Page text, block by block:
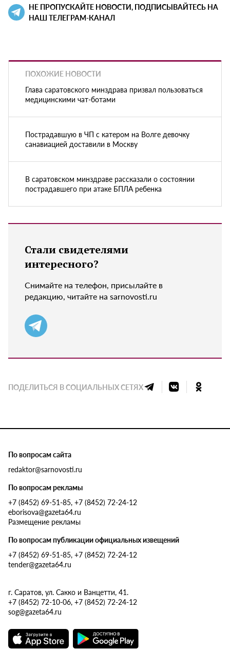
НЕ ПРОПУСКАЙТЕ НОВОСТИ, ПОДПИСЫВАЙТЕСЬ НА
НАШ ТЕЛЕГРАМ-КАНАЛ
ПОХОЖИЕ НОВОСТИ
Глава саратовского минздрава призвал пользоваться
медицинскими чат-ботами
Пострадавшую в ЧП с катером на Волге девочку
санавиацией доставили в Москву
В саратовском минздраве рассказали о состоянии
пострадавшего при атаке БПЛА ребенка
Стали свидетелями
интересного?
Снимайте на телефон, присылайте в
редакцию, читайте на sarnovosti.ru
ПОДЕЛИТЬСЯ В СОЦИАЛЬНЫХ СЕТЯХ
По вопросам сайта
redaktor@sarnovosti.ru
По вопросам рекламы
+7 (8452) 69-51-85, +7 (8452) 72-24-12
eborisova@gazeta64.ru
Размещение рекламы
По вопросам публикации официальных извещений
+7 (8452) 69-51-85, +7 (8452) 72-24-12
tender@gazeta64.ru
г. Саратов, ул. Сакко и Ванцетти, 41.
+7 (8452) 72-10-06, +7 (8452) 72-24-12
sog@gazeta64.ru